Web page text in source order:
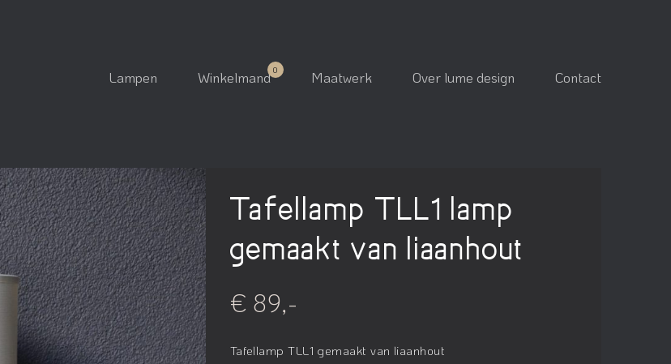
Lampen Winkelmand Maatwerk Over lume design Contact
Tafellamp TLL1 lamp
gemaakt van liaanhout
€ 89,-
Tafellamp TLL1 gemaakt van liaanhout